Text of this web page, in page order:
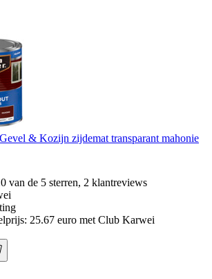
& Kozijn zijdemat transparant mahonie
van de 5 sterren, 2 klantreviews
25.67 euro met Club Karwei